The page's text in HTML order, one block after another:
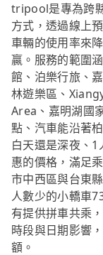
tripool是專為跨
方式，透過線上
車輛的使用率來
贏。服務的範圍
館、泊樂行旅、
林遊樂區、
Area、嘉明湖國
點、汽車能沿著
白天還是深夜、
惠的價格，滿足
市中西區與台東
人數少的小轎車
有提供拼車共乘
時段與日期影響
額。